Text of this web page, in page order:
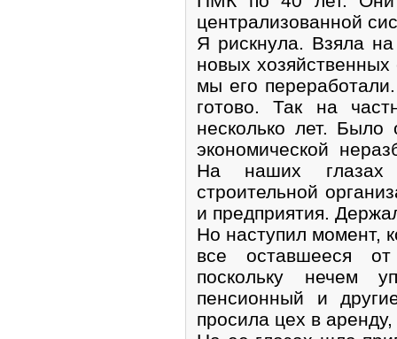
централизованной
Я рискнула. Взяла
новых
мы его
готово. Так на
несколько лет.
экономической
На наших глазах
строительной
и предприятия.
Но наступил момент,
все оставшееся
поскольку нечем
пенсионный и
просила цех в